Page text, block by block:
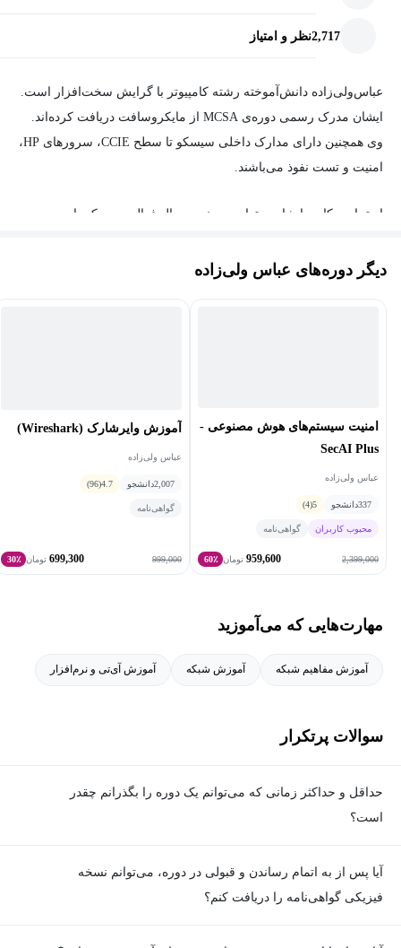
2,717نظر و امتیاز
عباس‌ولی‌زاده دانش‌آموخته رشته کامپیوتر با گرایش سخت‌افزار است.
ایشان مدرک‌ رسمی دوره‌ی‌ MCSA‌ از مایکروسافت‌ دریافت کرده‌اند.
وی همچنین دارای مدارک‌ داخلی سیسکو تا سطح CCIE، سرورهای HP،
امنیت و تست نفوذ می‌باشند.
از تجارب کاری ایشان میتوان به چندین سال فعالیت در یکی از
های خصوصی، همکاری با شرکت الوحدانیه امارات، مشاوره امنیت و
دیگر دوره‌های عباس ولی‌زاده
امنیت سیستم‌های هوش مصنوعی -
SecAI Plus
عباس ولی‌زاده
337دانشجو 5
(4)
محبوب کاربران گواهی‌نامه
2,399,000
959,600 تومان 60٪
آموزش وایرشارک (Wireshark)
عباس ولی‌زاده
2,007دانشجو 4.7
(96)
گواهی‌نامه
999,000
699,300 تومان 30٪
مهارت‌هایی که می‌آموزید
آموزش مفاهیم شبکه آموزش شبکه آموزش آی‌تی و نرم‌افزار
سوالات پرتکرار
حداقل و حداکثر زمانی که می‌توانم یک دوره را بگذرانم چقدر
است؟
آیا پس از به اتمام رساندن و قبولی در دوره، می‌توانم نسخه
فیزیکی گواهی‌نامه را دریافت کنم؟